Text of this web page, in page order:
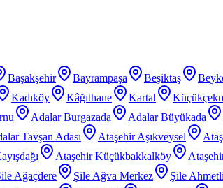
Başakşehir Bayrampaşa Beşiktaş
Kadıköy Kâğıthane Kartal
Adalar Burgazada Adalar Büyükada
Tavşan Adası Ataşehir Aşıkveysel
Ataşehir Küçükbakkalköy
Ağaçdere Şile Ağva Merkez Şile Ahmetli